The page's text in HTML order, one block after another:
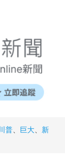
川普 巨大
新